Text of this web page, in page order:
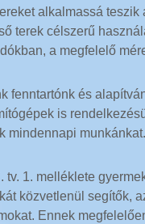
alkalmassá
terek célszerű
a megfelelő
fenntartónk és
is
mindennapi munkánkat.
tv. 1. melléklete
közvetlenül segítők,
Ennek